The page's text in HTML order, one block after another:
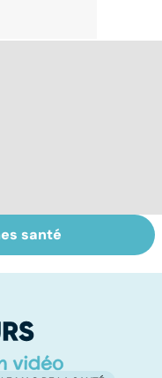
: une
santé